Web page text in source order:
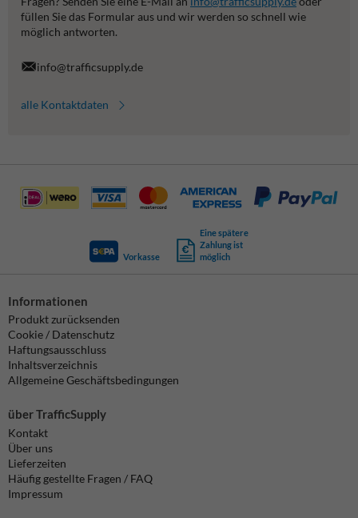
füllen Sie das Formular aus und wir werden so schnell wie
möglich antworten.
info@trafficsupply.de
alle Kontaktdaten
Vorkasse
Eine spätere
Zahlung ist
möglich
Informationen
Produkt zurücksenden
Cookie / Datenschutz
Haftungsausschluss
Inhaltsverzeichnis
Allgemeine Geschäftsbedingungen
über TrafficSupply
Kontakt
Über uns
Lieferzeiten
Häufig gestellte Fragen / FAQ
Impressum